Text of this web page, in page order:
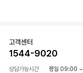
고객센터
1544-9020
상담가능시간 평일 09:00